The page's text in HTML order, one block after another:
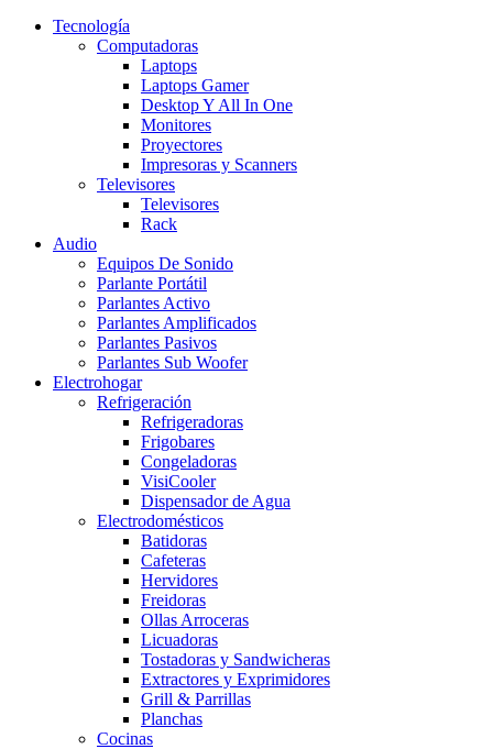
Tecnología
Computadoras
Laptops
Laptops Gamer
Desktop Y All In One
Monitores
Proyectores
Impresoras y Scanners
Televisores
Televisores
Rack
Audio
Equipos De Sonido
Parlante Portátil
Parlantes Activo
Parlantes Amplificados
Parlantes Pasivos
Parlantes Sub Woofer
Electrohogar
Refrigeración
Refrigeradoras
Frigobares
Congeladoras
VisiCooler
Dispensador de Agua
Electrodomésticos
Batidoras
Cafeteras
Hervidores
Freidoras
Ollas Arroceras
Licuadoras
Tostadoras y Sandwicheras
Extractores y Exprimidores
Grill & Parrillas
Planchas
Cocinas